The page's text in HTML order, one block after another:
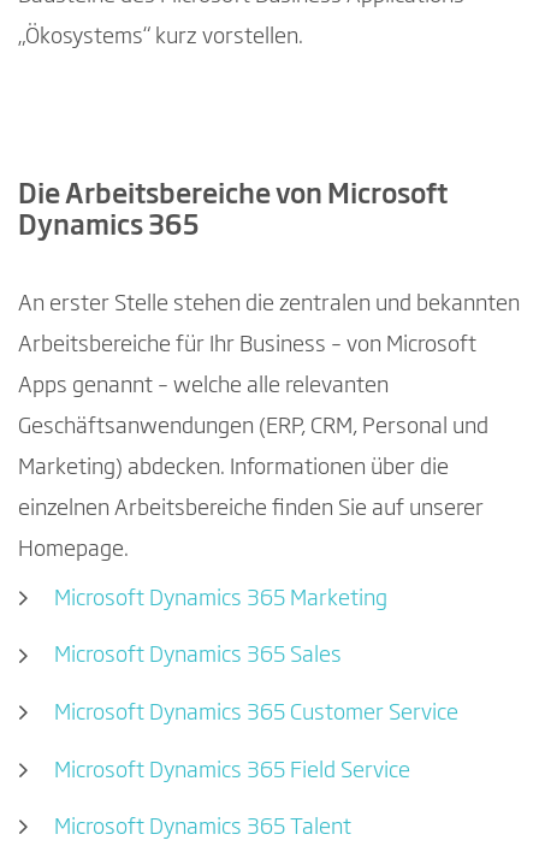
„Ökosystems“ kurz vorstellen.
Die Arbeitsbereiche von Microsoft
Dynamics 365
An erster Stelle stehen die zentralen und bekannten
Arbeitsbereiche für Ihr Business – von Microsoft
Apps genannt – welche alle relevanten
Geschäftsanwendungen (ERP, CRM, Personal und
Marketing) abdecken. Informationen über die
einzelnen Arbeitsbereiche finden Sie auf unserer
Homepage.
Microsoft Dynamics 365 Marketing
Microsoft Dynamics 365 Sales
Microsoft Dynamics 365 Customer Service
Microsoft Dynamics 365 Field Service
Microsoft Dynamics 365 Talent